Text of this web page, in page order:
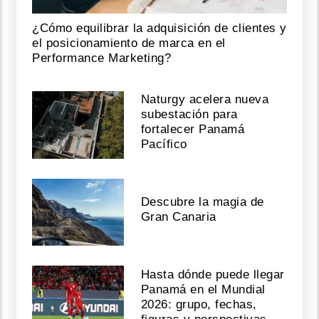
habla
de
su
primer
Agosto
06,
2026
"Acabo
de
sufrir
una
agresión":
le
soba
el
rifle
¿Cómo equilibrar la adquisición de clientes y
el posicionamiento de marca en el
Performance Marketing?
Naturgy acelera nueva
subestación para
fortalecer Panamá
Pacífico
Descubre la magia de
Gran Canaria
Hasta dónde puede llegar
Panamá en el Mundial
2026: grupo, fechas,